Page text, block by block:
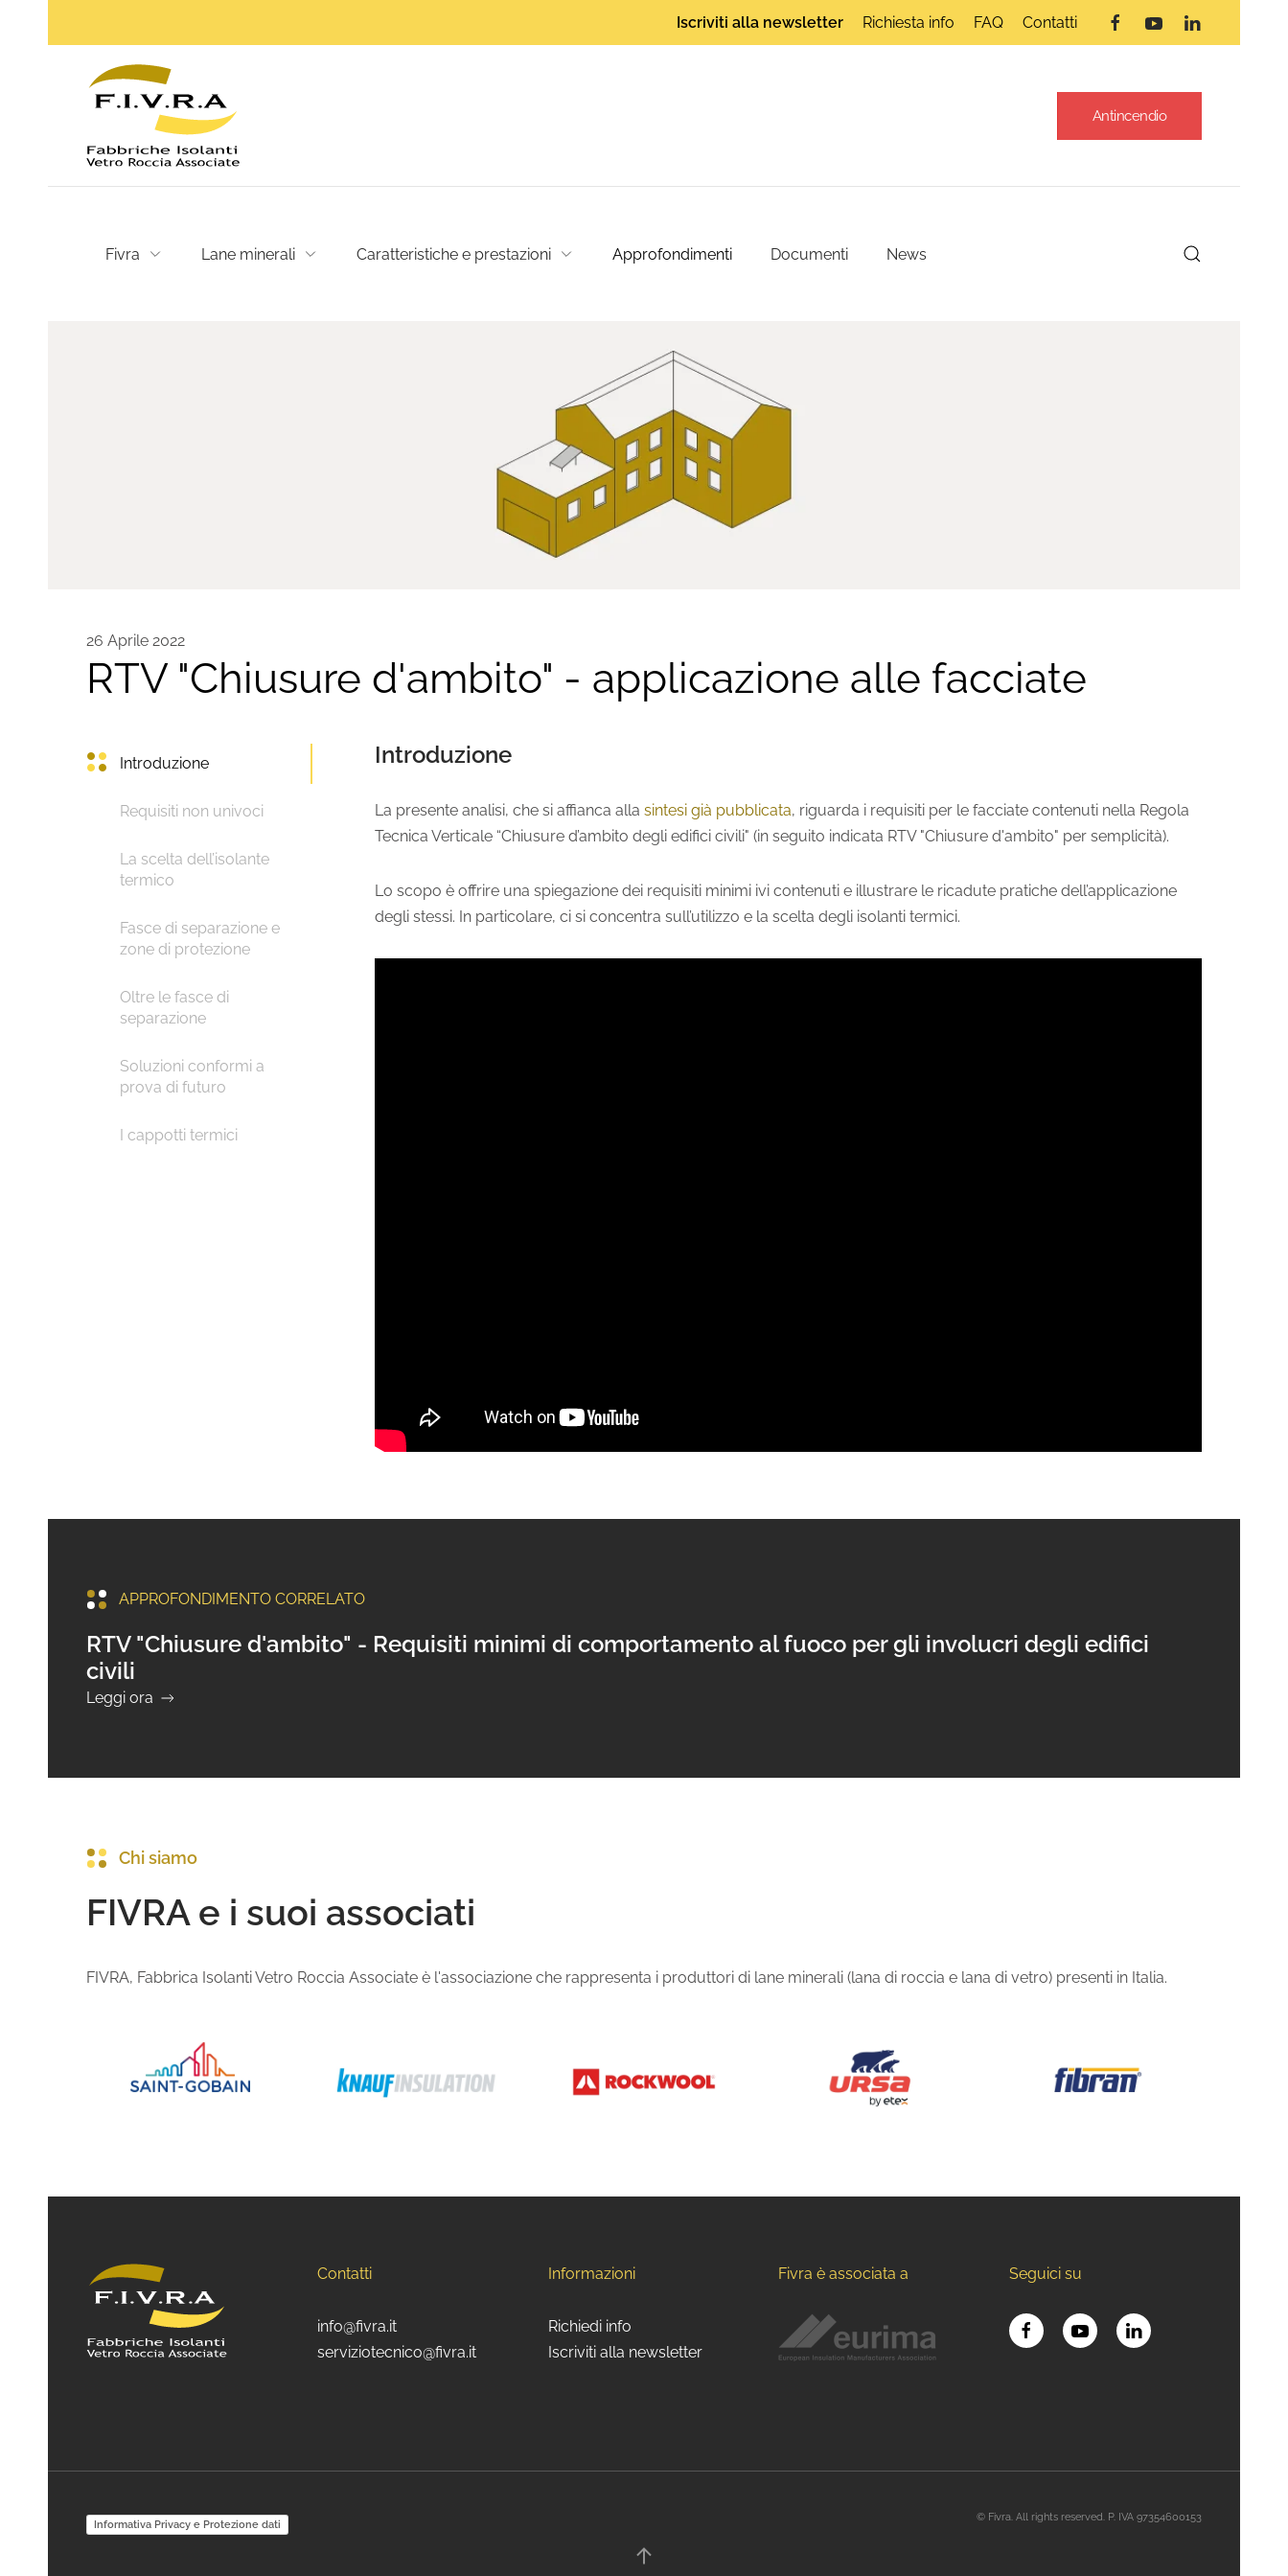
Iscriviti alla newsletter Richiesta info FAQ Contatti
Antincendio
Fivra Lane minerali Caratteristiche e prestazioni Approfondimenti Documenti News
26 Aprile 2022
RTV "Chiusure d'ambito" - applicazione alle facciate
Introduzione
Requisiti non univoci
La scelta dell’isolante
termico
Fasce di separazione e
zone di protezione
Oltre le fasce di
separazione
Soluzioni conformi a
prova di futuro
I cappotti termici
Introduzione
La presente analisi, che si affianca alla sintesi già pubblicata, riguarda i requisiti per le facciate contenuti nella Regola
Tecnica Verticale “Chiusure d’ambito degli edifici civili" (in seguito indicata RTV "Chiusure d'ambito" per semplicità).
Lo scopo è offrire una spiegazione dei requisiti minimi ivi contenuti e illustrare le ricadute pratiche dell’applicazione
degli stessi. In particolare, ci si concentra sull’utilizzo e la scelta degli isolanti termici.
APPROFONDIMENTO CORRELATO
RTV "Chiusure d'ambito" - Requisiti minimi di comportamento al fuoco per gli involucri degli edifici
civili
Leggi ora
Chi siamo
FIVRA e i suoi associati
FIVRA, Fabbrica Isolanti Vetro Roccia Associate è l'associazione che rappresenta i produttori di lane minerali (lana di roccia e lana di vetro) presenti in Italia.
Contatti
info@fivra.it
serviziotecnico@fivra.it
Informazioni
Richiedi info
Iscriviti alla newsletter
Fivra è associata a Seguici su
Informativa Privacy e Protezione dati
© Fivra. All rights reserved. P. IVA 97354600153